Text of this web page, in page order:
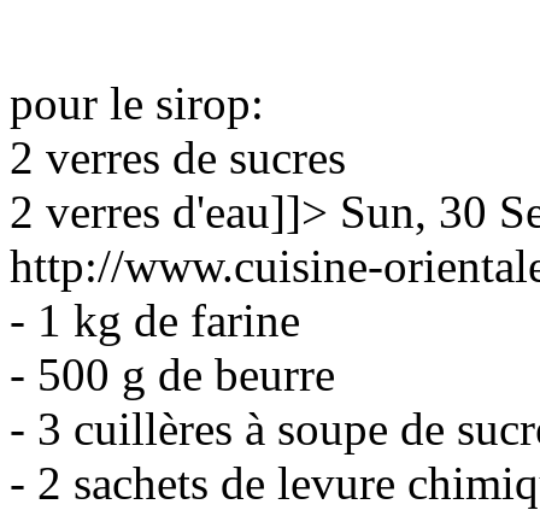
pour le sirop:
2 verres de sucres
2 verres d'eau]]> Sun, 30
http://www.cuisine-
- 1 kg de farine
- 500 g de beurre
- 3 cuillères à soupe de
- 2 sachets de levure